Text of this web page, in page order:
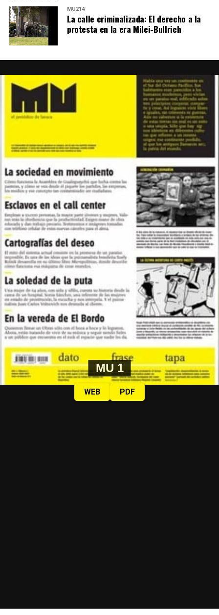
MU214
La calle criminalizada: El derecho a la
protesta en la era Milei-Bullrich
MU 1
WEB PDF